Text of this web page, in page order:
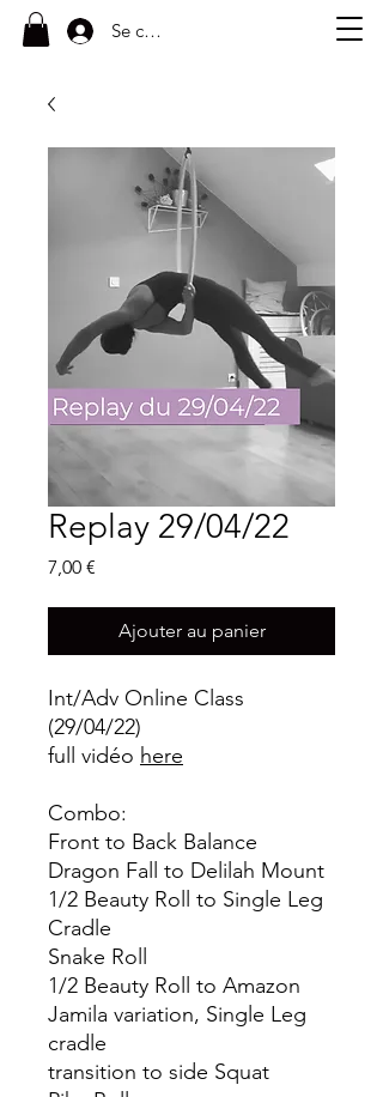
Se connecter
Replay 29/04/22
7,00 €
Ajouter au panier
Int/Adv Online Class
(29/04/22)
full vidéo here
Combo:
Front to Back Balance
Dragon Fall to Delilah Mount
1/2 Beauty Roll to Single Leg
Cradle
Snake Roll
1/2 Beauty Roll to Amazon
Jamila variation, Single Leg
cradle
transition to side Squat